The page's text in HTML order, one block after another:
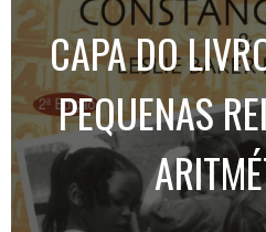
CAPA DO
PEQUENAS